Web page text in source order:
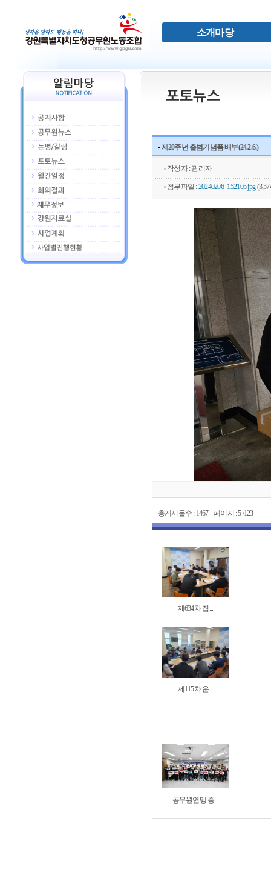
소개마당
제20주년 출범기념품 배부(24.2.6.)
작성자 : 관리자
첨부파일 :20240206_152105.jpg
총게시물수 : 1467 페이지 : 5 /123
제634차 집...
제115차 운...
공무원연맹 중...